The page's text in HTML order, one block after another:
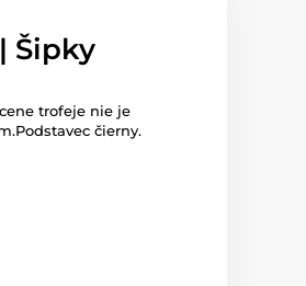
Šipky
trofeje nie je
čierny.